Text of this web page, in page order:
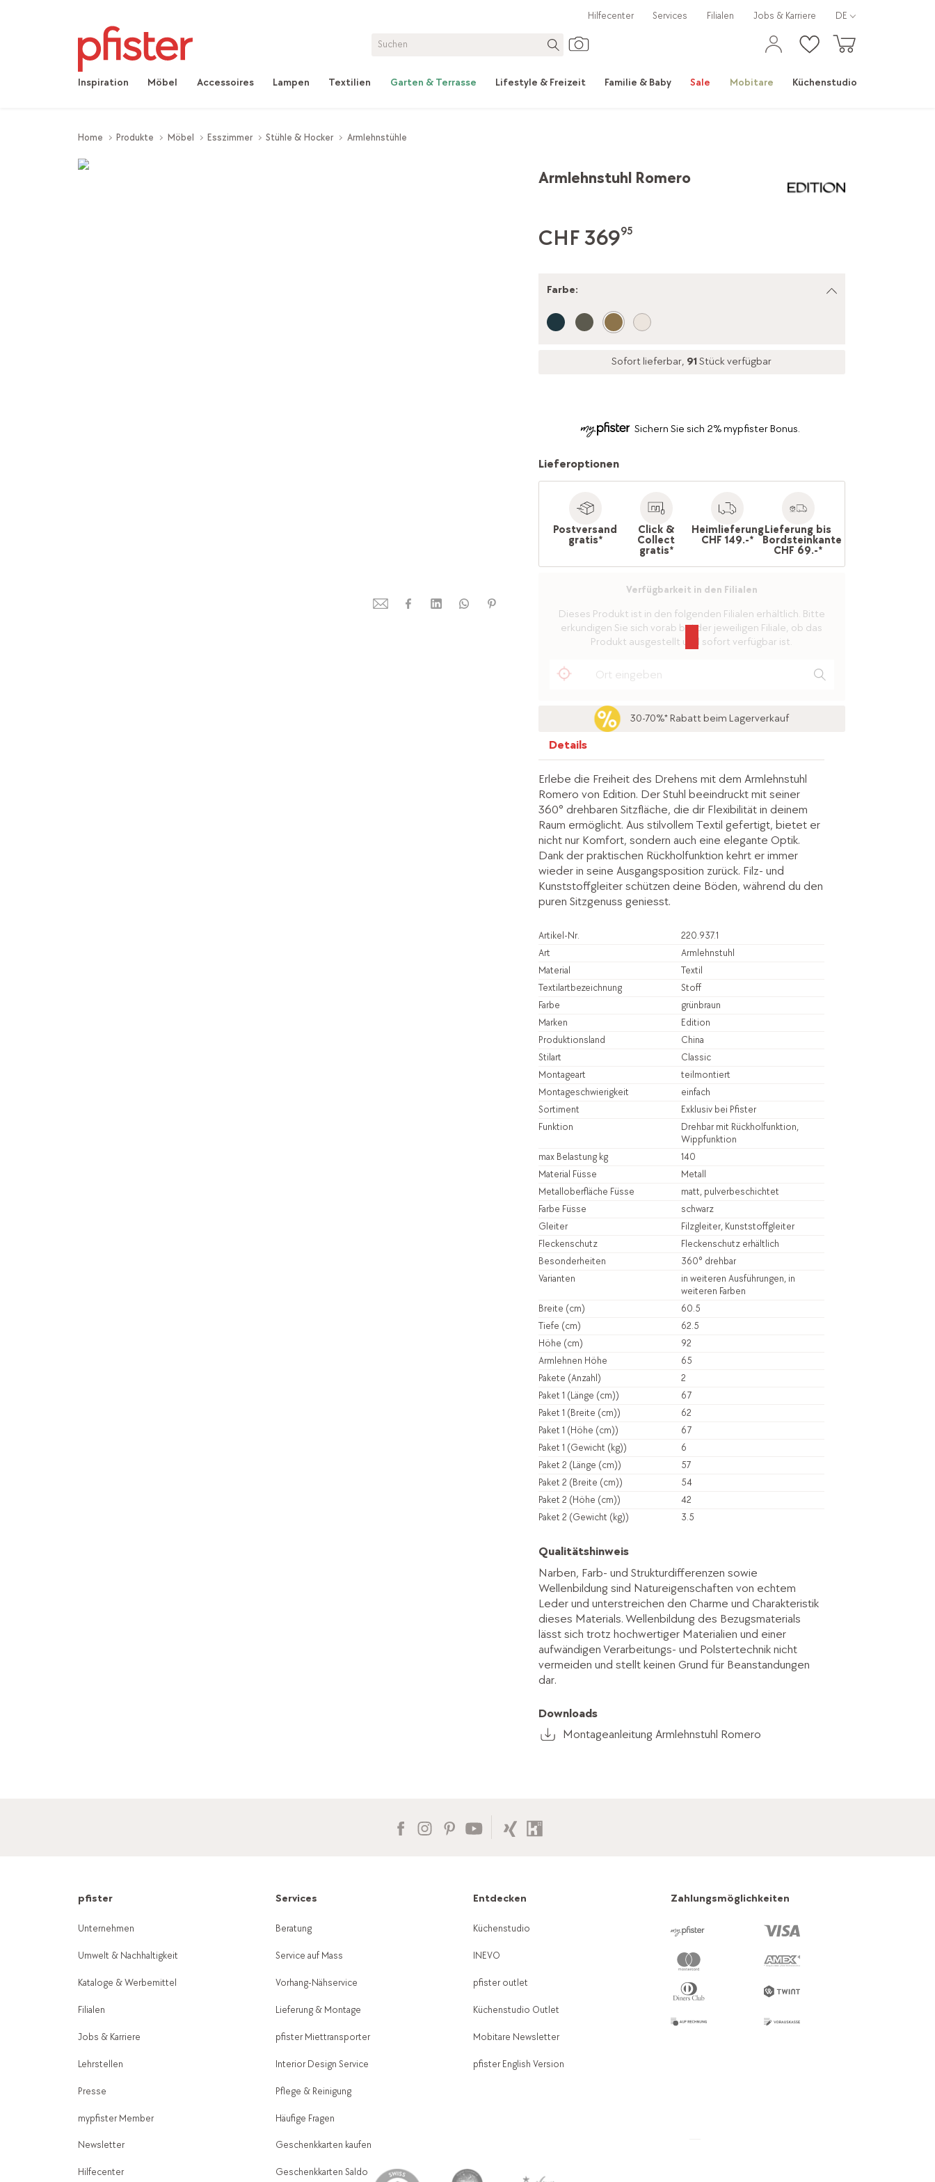
Inspiration Möbel Accessoires Lampen Textilien Garten & Terrasse Lifestyle & Freizeit Familie & Baby Sale Mobitare Küchenstudio
Hilfecenter Services Filialen Jobs & Karriere DE
Home Produkte Möbel Esszimmer Stühle & Hocker Armlehnstühle
Armlehnstuhl Romero
CHF 36995
Farbe:
Sofort lieferbar, 91 Stück verfügbar
Sichern Sie sich 2% mypfister Bonus.
Lieferoptionen
Postversand
gratis*
Click &
Collect
gratis*
Heimlieferung
CHF 149.-*
Lieferung bis
Bordsteinkante
CHF 69.-*
Verfügbarkeit in den Filialen
Dieses Produkt ist in den folgenden Filialen erhältlich. Bitte
erkundigen Sie sich vorab bei der jeweiligen Filiale, ob das
Produkt ausgestellt und sofort verfügbar ist.
30-70%* Rabatt beim Lagerverkauf
Details
Erlebe die Freiheit des Drehens mit dem Armlehnstuhl
Romero von Edition. Der Stuhl beeindruckt mit seiner
360° drehbaren Sitzfläche, die dir Flexibilität in deinem
Raum ermöglicht. Aus stilvollem Textil gefertigt, bietet er
nicht nur Komfort, sondern auch eine elegante Optik.
Dank der praktischen Rückholfunktion kehrt er immer
wieder in seine Ausgangsposition zurück. Filz- und
Kunststoffgleiter schützen deine Böden, während du den
puren Sitzgenuss geniesst.
Artikel-Nr.
220.937.1
Art
Armlehnstuhl
Material
Textil
Textilartbezeichnung
Stoff
Farbe
grünbraun
Marken
Edition
Produktionsland
China
Stilart
Classic
Montageart
teilmontiert
Montageschwierigkeit
einfach
Sortiment
Exklusiv bei Pfister
Funktion
Drehbar mit Rückholfunktion,
Wippfunktion
max Belastung kg
140
Material Füsse
Metall
Metalloberfläche Füsse
matt, pulverbeschichtet
Farbe Füsse
schwarz
Gleiter
Filzgleiter, Kunststoffgleiter
Fleckenschutz
Fleckenschutz erhältlich
Besonderheiten
360° drehbar
Varianten
in weiteren Ausführungen, in
weiteren Farben
Breite (cm)
60.5
Tiefe (cm)
62.5
Höhe (cm)
92
Armlehnen Höhe
65
Pakete (Anzahl)
2
Paket 1 (Länge (cm))
67
Paket 1 (Breite (cm))
62
Paket 1 (Höhe (cm))
67
Paket 1 (Gewicht (kg))
6
Paket 2 (Länge (cm))
57
Paket 2 (Breite (cm))
54
Paket 2 (Höhe (cm))
42
Paket 2 (Gewicht (kg))
3.5
Qualitätshinweis
Narben, Farb- und Strukturdifferenzen sowie
Wellenbildung sind Natureigenschaften von echtem
Leder und unterstreichen den Charme und Charakteristik
dieses Materials. Wellenbildung des Bezugsmaterials
lässt sich trotz hochwertiger Materialien und einer
aufwändigen Verarbeitungs- und Polstertechnik nicht
vermeiden und stellt keinen Grund für Beanstandungen
dar.
Downloads
Montageanleitung Armlehnstuhl Romero
pfister
Unternehmen
Umwelt & Nachhaltigkeit
Kataloge & Werbemittel
Filialen
Jobs & Karriere
Lehrstellen
Presse
mypfister Member
Newsletter
Hilfecenter
Services
Beratung
Service auf Mass
Vorhang-Nähservice
Lieferung & Montage
pfister Miettransporter
Interior Design Service
Pflege & Reinigung
Häufige Fragen
Geschenkkarten kaufen
Geschenkkarten Saldo
Entdecken
Küchenstudio
INEVO
pfister outlet
Küchenstudio Outlet
Mobitare Newsletter
pfister English Version
Zahlungsmöglichkeiten